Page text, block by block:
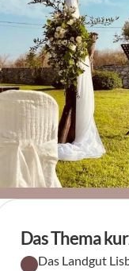
Das Thema
Das Landgut